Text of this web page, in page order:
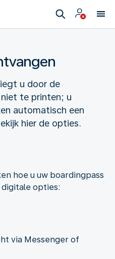
u door de
te printen; u
automatisch een
hier de opties.
hoe u uw boardingpass
opties:
via Messenger of